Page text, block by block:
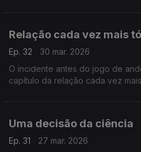
Relação cada vez mais
Ep. 32
30 mar. 2026
O incidente antes do jogo de
capítulo da relação cada vez
Uma decisão da ciência
Ep. 31
27 mar. 2026